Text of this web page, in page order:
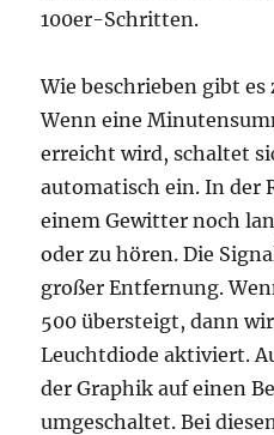
100er-Schritten.
Wie beschrieben gibt
Wenn eine
erreicht wird, schaltet
automatisch ein. In der
einem Gewitter noch
oder zu hören. Die
großer Entfernung.
500 übersteigt, dann
Leuchtdiode aktiviert.
der Graphik auf einen
umgeschaltet. Bei